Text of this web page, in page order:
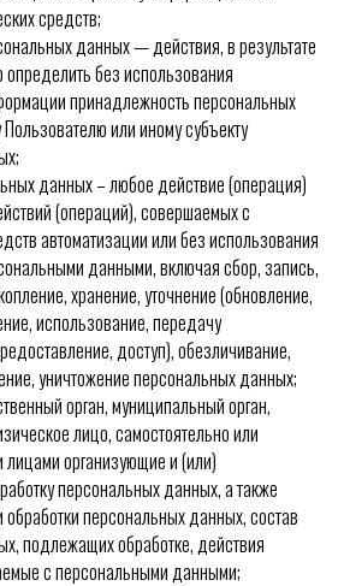
средств;
данных — действия, в результате
без использования
принадлежность персональных
или иному субъекту
данных – любое действие (операция)
(операций), совершаемых с
автоматизации или без использования
данными, включая сбор, запись,
хранение, уточнение (обновление,
использование, передачу
доступ), обезличивание,
уничтожение персональных данных;
орган, муниципальный орган,
лицо, самостоятельно или
лицами организующие и (или)
персональных данных, а также
персональных данных, состав
подлежащих обработке, действия
с персональными данными;